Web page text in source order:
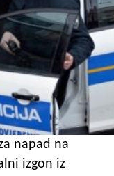
napad na
izgon iz